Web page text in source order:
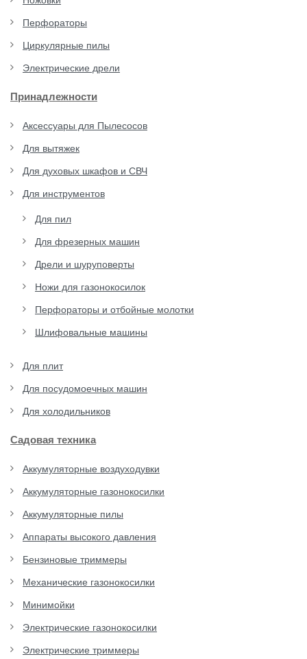
Перфораторы
Циркулярные пилы
Электрические дрели
Принадлежности
Аксессуары для Пылесосов
Для вытяжек
Для духовых шкафов и СВЧ
Для инструментов
Для пил
Для фрезерных машин
Дрели и шуруповерты
Ножи для газонокосилок
Перфораторы и отбойные молотки
Шлифовальные машины
Для плит
Для посудомоечных машин
Для холодильников
Садовая техника
Аккумуляторные воздуходувки
Аккумуляторные газонокосилки
Аккумуляторные пилы
Аппараты высокого давления
Бензиновые триммеры
Механические газонокосилки
Минимойки
Электрические газонокосилки
Электрические триммеры